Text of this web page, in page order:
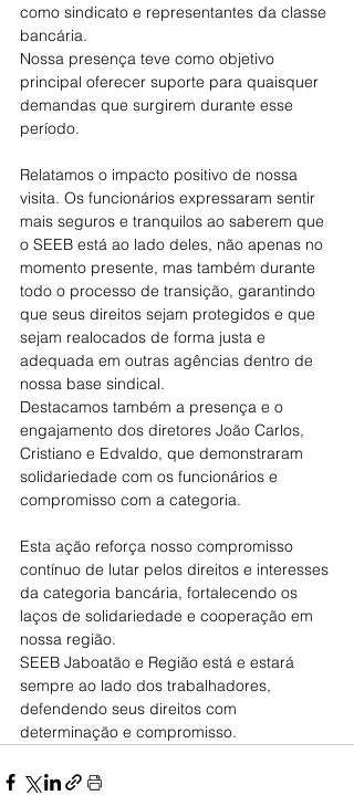
como sindicato e representantes da classe
bancária.
Nossa presença teve como objetivo
principal oferecer suporte para quaisquer
demandas que surgirem durante esse
período.
Relatamos o impacto positivo de nossa
visita. Os funcionários expressaram sentir
mais seguros e tranquilos ao saberem que
o SEEB está ao lado deles, não apenas no
momento presente, mas também durante
todo o processo de transição, garantindo
que seus direitos sejam protegidos e que
sejam realocados de forma justa e
adequada em outras agências dentro de
nossa base sindical.
Destacamos também a presença e o
engajamento dos diretores João Carlos,
Cristiano e Edvaldo, que demonstraram
solidariedade com os funcionários e
compromisso com a categoria.
Esta ação reforça nosso compromisso
contínuo de lutar pelos direitos e interesses
da categoria bancária, fortalecendo os
laços de solidariedade e cooperação em
nossa região.
SEEB Jaboatão e Região está e estará
sempre ao lado dos trabalhadores,
defendendo seus direitos com
determinação e compromisso.